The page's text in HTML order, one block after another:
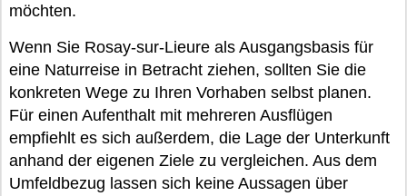
möchten.
Wenn Sie Rosay-sur-Lieure als Ausgangsbasis für
eine Naturreise in Betracht ziehen, sollten Sie die
konkreten Wege zu Ihren Vorhaben selbst planen.
Für einen Aufenthalt mit mehreren Ausflügen
empfiehlt es sich außerdem, die Lage der Unterkunft
anhand der eigenen Ziele zu vergleichen. Aus dem
Umfeldbezug lassen sich keine Aussagen über